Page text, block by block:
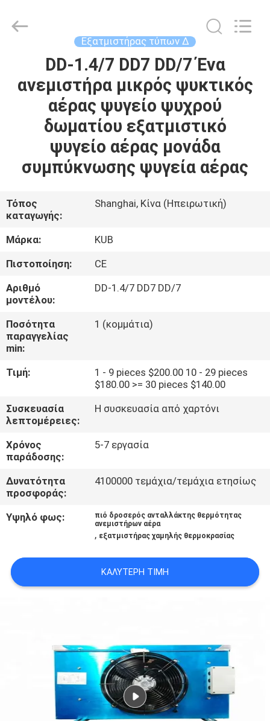
ΠΡΟΪΌΝΤΑ
ΕΜΦΆΝΙΣΗ
ΠΕΡΊΠΟΥ
ΕΜΕΊΣ
ΓΎΡΟΣ
ΕΡΓΟΣΤΑΣΊΩΝ
ΠΟΙΟΤΙΚΌΣ
ΈΛΕΓΧΟΣ
ΜΑΣ
ΣΕ
ΕΠΑΦΉ
ΜΕ
ΖΗΤΉΣΤΕ
ΈΝΑ
ΑΠΌΣΠΑΣΜΑ
SITEMAP
Εξατμιστήρας τύπων Δ
DD-1.4/7 DD7 DD/7 Ένα
ανεμιστήρα μικρός ψυκτικός
αέρας ψυγείο ψυχρού
δωματίου εξατμιστικό
ψυγείο αέρας μονάδα
συμπύκνωσης ψυγεία αέρας
Τόπος
καταγωγής:
Shanghai, Κίνα (Ηπειρωτική)
Μάρκα:
KUB
Πιστοποίηση:
CE
Αριθμό
μοντέλου:
DD-1.4/7 DD7 DD/7
Ποσότητα
παραγγελίας
min:
1 (κομμάτια)
Τιμή:
1 - 9 pieces $200.00 10 - 29 pieces
$180.00 >= 30 pieces $140.00
Συσκευασία
λεπτομέρειες:
Η συσκευασία από χαρτόνι
Χρόνος
παράδοσης:
5-7 εργασία
Δυνατότητα
προσφοράς:
4100000 τεμάχια/τεμάχια ετησίως
Υψηλό φως:
πιό δροσερός ανταλλάκτης θερμότητας
ανεμιστήρων αέρα
, εξατμιστήρας χαμηλής θερμοκρασίας
ΚΑΛΎΤΕΡΗ ΤΙΜΉ